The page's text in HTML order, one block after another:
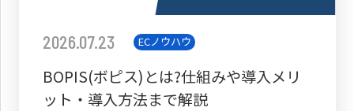
2026.07.23 ECノウハウ
BOPIS(ボピス)とは?仕組みや導入メリ
ット・導入方法まで解説